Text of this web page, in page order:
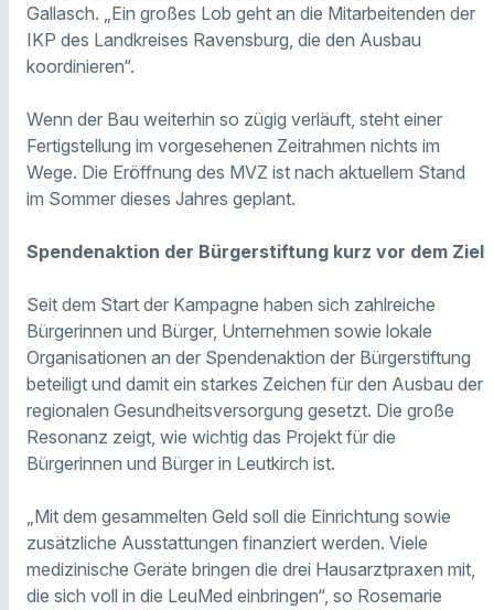
Gallasch. „Ein großes Lob geht an die Mitarbeitenden der
IKP des Landkreises Ravensburg, die den Ausbau
koordinieren“.
Wenn der Bau weiterhin so zügig verläuft, steht einer
Fertigstellung im vorgesehenen Zeitrahmen nichts im
Wege. Die Eröffnung des MVZ ist nach aktuellem Stand
im Sommer dieses Jahres geplant.
Spendenaktion der Bürgerstiftung kurz vor dem Ziel
Seit dem Start der Kampagne haben sich zahlreiche
Bürgerinnen und Bürger, Unternehmen sowie lokale
Organisationen an der Spendenaktion der Bürgerstiftung
beteiligt und damit ein starkes Zeichen für den Ausbau der
regionalen Gesundheitsversorgung gesetzt. Die große
Resonanz zeigt, wie wichtig das Projekt für die
Bürgerinnen und Bürger in Leutkirch ist.
„Mit dem gesammelten Geld soll die Einrichtung sowie
zusätzliche Ausstattungen finanziert werden. Viele
medizinische Geräte bringen die drei Hausarztpraxen mit,
die sich voll in die LeuMed einbringen“, so Rosemarie